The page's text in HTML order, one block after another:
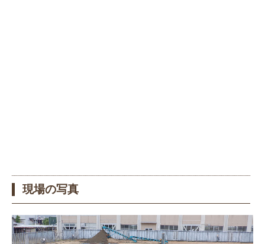
現場の写真